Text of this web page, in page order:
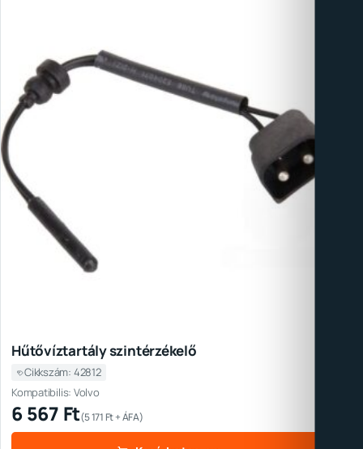
Hűtővíztartály szintérzékelő
Cikkszám: 42812
Kompatibilis: Volvo
6 567 Ft(5 171Ft+ ÁFA)